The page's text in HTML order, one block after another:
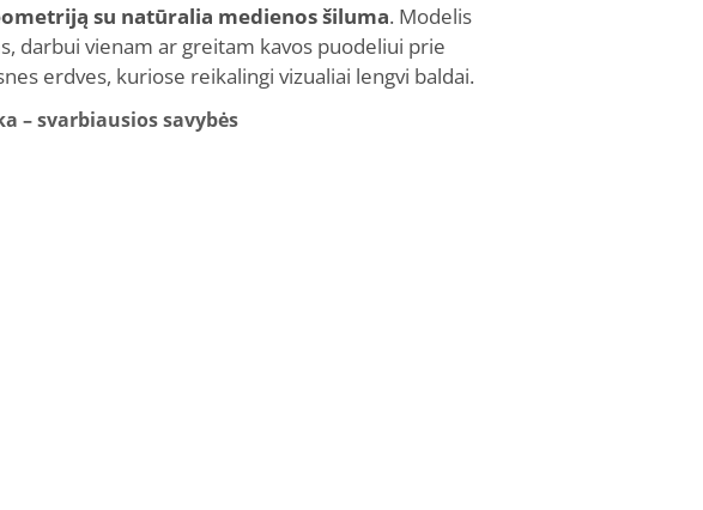
su natūralia medienos šiluma. Modelis
darbui vienam ar greitam kavos puodeliui prie
erdves, kuriose reikalingi vizualiai lengvi baldai.
– svarbiausios savybės